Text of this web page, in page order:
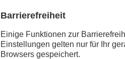
Barrierefreiheit
Einige Funktionen zur
Einstellungen gelten nur für Ihr
Browsers gespeichert.